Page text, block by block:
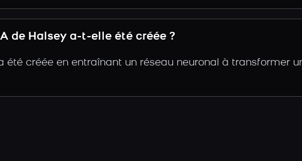
de Halsey a-t-elle été créée ?
été créée en entraînant un réseau neuronal à transformer